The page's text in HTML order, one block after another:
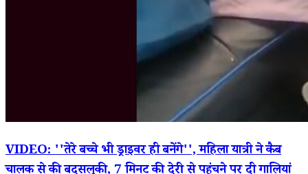
VIDEO: ''तेरे बच्चे भी ड्राइवर ही बनेंगे'', महिला यात्री ने कैब